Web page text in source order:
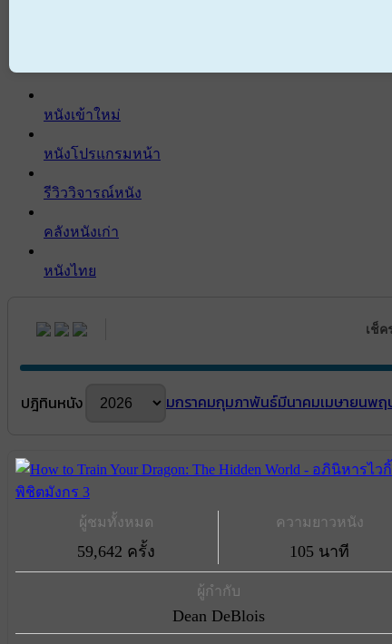
หนังเข้าใหม่
หนังโปรแกรมหน้า
รีวิววิจารณ์หนัง
คลังหนังเก่า
หนังไทย
เช็ค
ปฎิทินหนัง มกราคมกุมภาพันธ์มีนาคมเมษายนพฤ
ผู้ชมทั้งหมด
59,642 ครั้ง
ความยาวหนัง
105 นาที
ผู้กำกับ
Dean DeBlois